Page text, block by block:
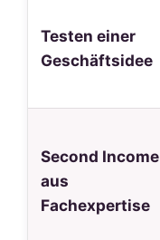
Testen einer
Geschäftsidee
Second Income
aus
Fachexpertise